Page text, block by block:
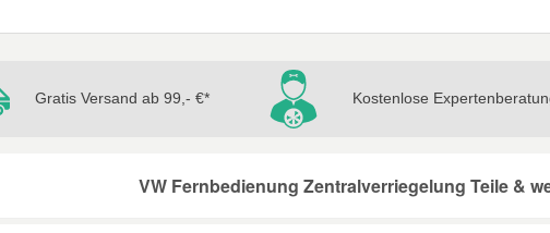
Gratis Versand ab 99,- €* Kostenlose
VW Fernbedienung Zentralverriegelung Teile &